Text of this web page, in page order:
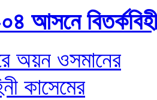
০৪ আসনে